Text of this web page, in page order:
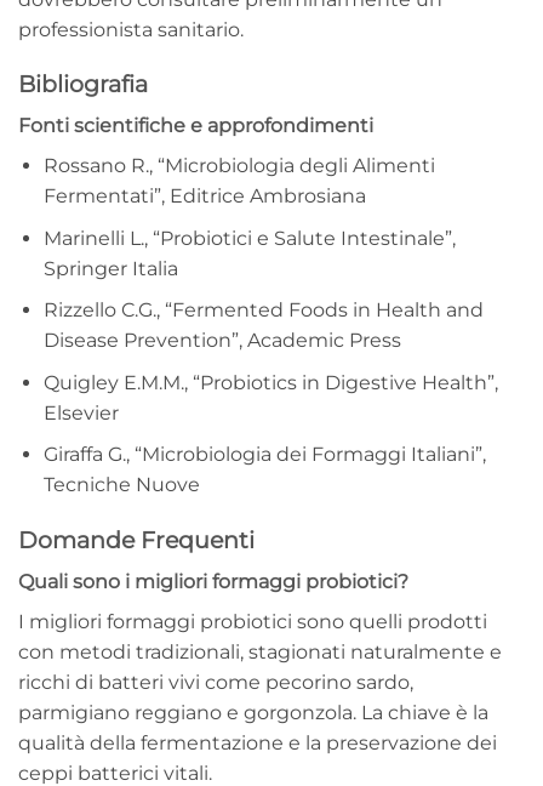
professionista sanitario.
Bibliografia
Fonti scientifiche e approfondimenti
Rossano R., “Microbiologia degli Alimenti
Fermentati”, Editrice Ambrosiana
Marinelli L., “Probiotici e Salute Intestinale”,
Springer Italia
Rizzello C.G., “Fermented Foods in Health and
Disease Prevention”, Academic Press
Quigley E.M.M., “Probiotics in Digestive Health”,
Elsevier
Giraffa G., “Microbiologia dei Formaggi Italiani”,
Tecniche Nuove
Domande Frequenti
Quali sono i migliori formaggi probiotici?
I migliori formaggi probiotici sono quelli prodotti
con metodi tradizionali, stagionati naturalmente e
ricchi di batteri vivi come pecorino sardo,
parmigiano reggiano e gorgonzola. La chiave è la
qualità della fermentazione e la preservazione dei
ceppi batterici vitali.